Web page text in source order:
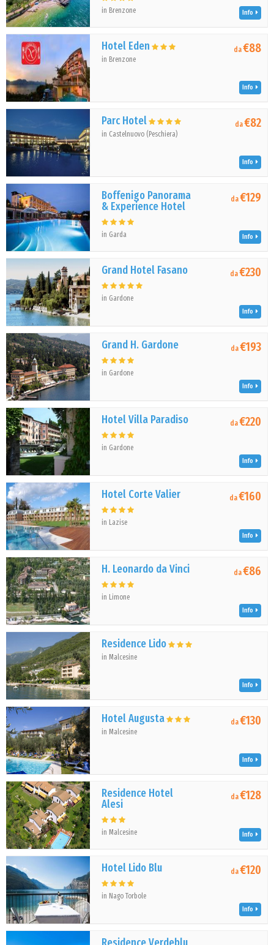
in Brenzone Info
Hotel Eden
in Brenzone
da€88
Info
Parc Hotel
in Castelnuovo (Peschiera)
da€82
Info
Boffenigo Panorama
& Experience Hotel
in Garda
da€129
Info
Grand Hotel Fasano
in Gardone
da€230
Info
Grand H. Gardone
in Gardone
da€193
Info
Hotel Villa Paradiso
in Gardone
da€220
Info
Hotel Corte Valier
in Lazise
da€160
Info
H. Leonardo da Vinci
in Limone
da€86
Info
Residence Lido
in Malcesine
Info
Hotel Augusta
in Malcesine
da€130
Info
Residence Hotel
Alesi
in Malcesine
da€128
Info
Hotel Lido Blu
in Nago Torbole
da€120
Info